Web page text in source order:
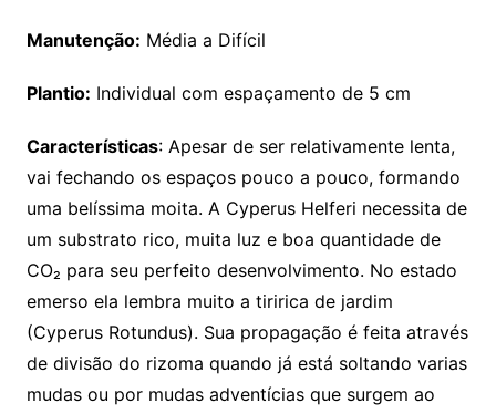
Manutenção: Média a Difícil
Plantio: Individual com espaçamento de 5 cm
Características: Apesar de ser relativamente lenta,
vai fechando os espaços pouco a pouco, formando
uma belíssima moita. A Cyperus Helferi necessita de
um substrato rico, muita luz e boa quantidade de
CO₂ para seu perfeito desenvolvimento. No estado
emerso ela lembra muito a tiririca de jardim
(Cyperus Rotundus). Sua propagação é feita através
de divisão do rizoma quando já está soltando varias
mudas ou por mudas adventícias que surgem ao